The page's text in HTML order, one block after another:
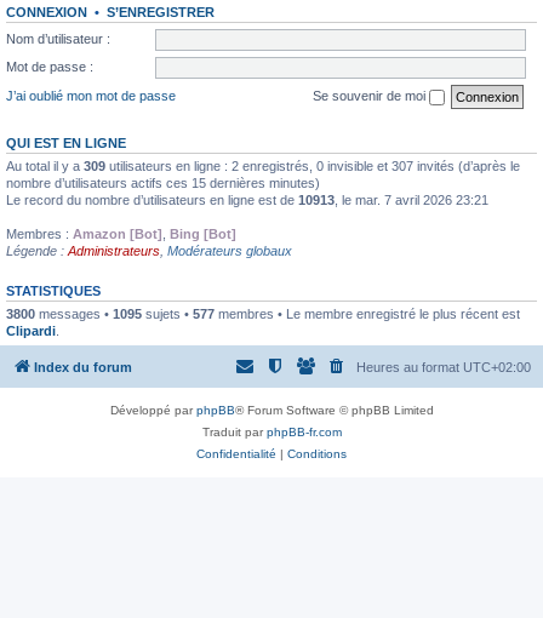
CONNEXION • S’ENREGISTRER
Nom d’utilisateur :
Mot de passe :
J’ai oublié mon mot de passe
Se souvenir de moi
QUI EST EN LIGNE
Au total il y a 309 utilisateurs en ligne : 2 enregistrés, 0 invisible et 307 invités (d’après le
nombre d’utilisateurs actifs ces 15 dernières minutes)
Le record du nombre d’utilisateurs en ligne est de 10913 , le mar. 7 avril 2026 23:21
Membres : Amazon [Bot] Bing [Bot]
Légende : Administrateurs Modérateurs globaux
STATISTIQUES
3800 messages • 1095 sujets • 577 membres • Le membre enregistré le plus récent est
Clipardi
Index du forum Heures au format UTC+02:00
Développé parphpBB® Forum Software © phpBB Limited
Traduit parphpBB-fr.com
Confidentialité | Conditions